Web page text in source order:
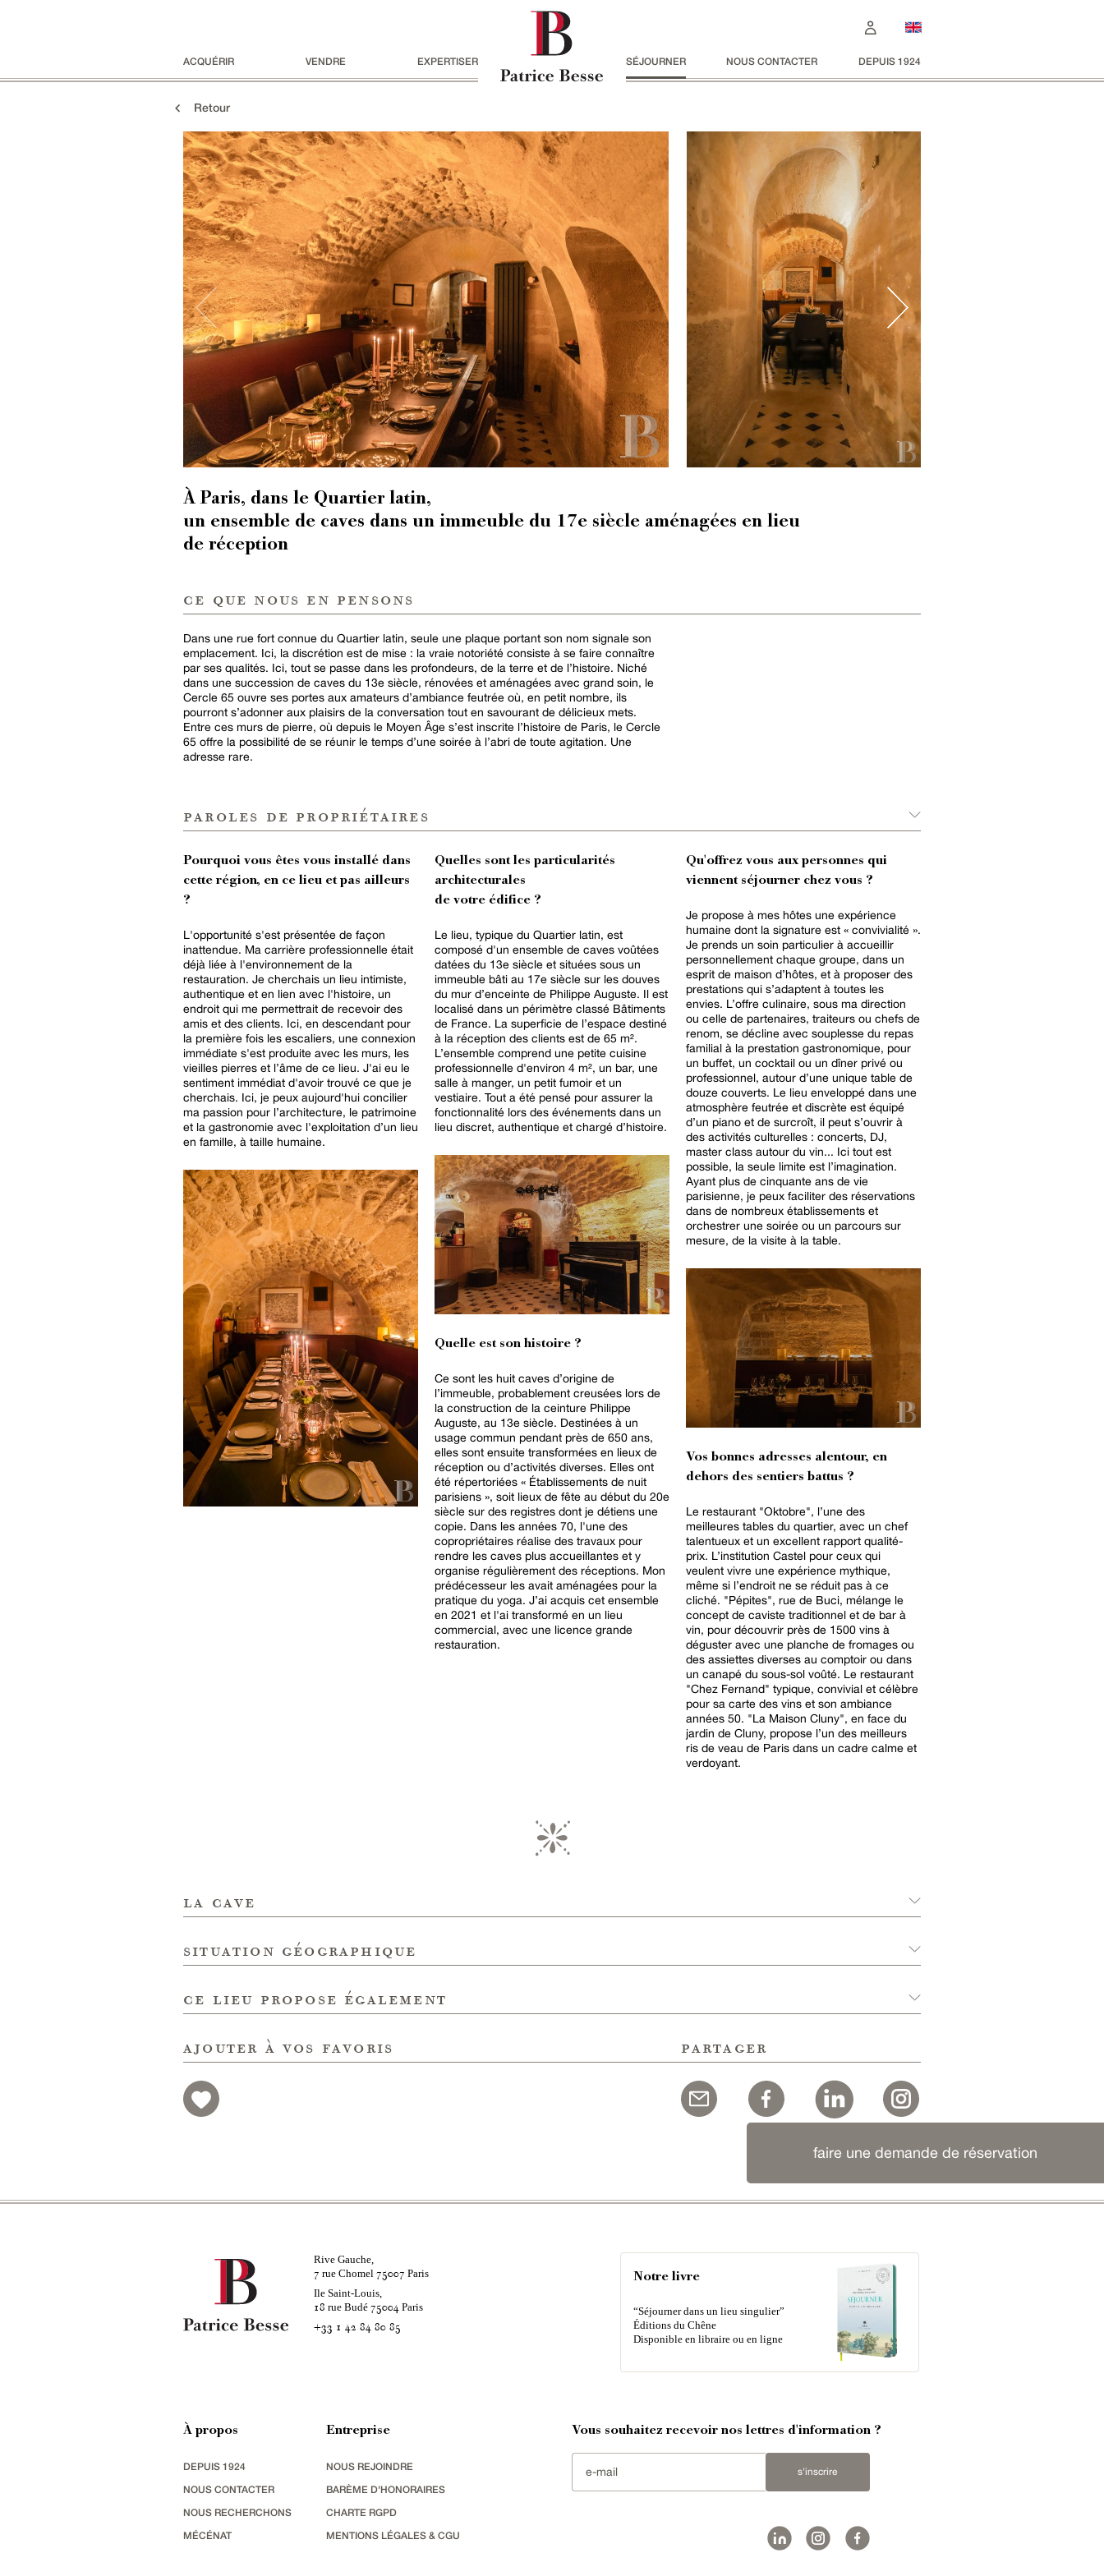
ACQUÉRIR VENDRE EXPERTISER SÉJOURNER NOUS CONTACTER DEPUIS 1924
Retour
À Paris, dans le Quartier latin,
un ensemble de caves dans un immeuble du 17e siècle aménagées en lieu
de réception
ce que nous en pensons
Dans une rue fort connue du Quartier latin, seule une plaque portant son nom signale son
emplacement. Ici, la discrétion est de mise : la vraie notoriété consiste à se faire connaître
par ses qualités. Ici, tout se passe dans les profondeurs, de la terre et de l’histoire. Niché
dans une succession de caves du 13e siècle, rénovées et aménagées avec grand soin, le
Cercle 65 ouvre ses portes aux amateurs d’ambiance feutrée où, en petit nombre, ils
pourront s’adonner aux plaisirs de la conversation tout en savourant de délicieux mets.
Entre ces murs de pierre, où depuis le Moyen Âge s’est inscrite l’histoire de Paris, le Cercle
65 offre la possibilité de se réunir le temps d’une soirée à l’abri de toute agitation. Une
adresse rare.
paroles de propriétaires
Pourquoi vous êtes vous installé dans
cette région, en ce lieu et pas ailleurs
?
L'opportunité s'est présentée de façon
inattendue. Ma carrière professionnelle était
déjà liée à l'environnement de la
restauration. Je cherchais un lieu intimiste,
authentique et en lien avec l'histoire, un
endroit qui me permettrait de recevoir des
amis et des clients. Ici, en descendant pour
la première fois les escaliers, une connexion
immédiate s'est produite avec les murs, les
vieilles pierres et l’âme de ce lieu. J'ai eu le
sentiment immédiat d'avoir trouvé ce que je
cherchais. Ici, je peux aujourd'hui concilier
ma passion pour l’architecture, le patrimoine
et la gastronomie avec l'exploitation d’un lieu
en famille, à taille humaine.
Quelles sont les particularités
architecturales
de votre édifice ?
Le lieu, typique du Quartier latin, est
composé d'un ensemble de caves voûtées
datées du 13e siècle et situées sous un
immeuble bâti au 17e siècle sur les douves
du mur d’enceinte de Philippe Auguste. Il est
localisé dans un périmètre classé Bâtiments
de France. La superficie de l’espace destiné
à la réception des clients est de 65 m².
L’ensemble comprend une petite cuisine
professionnelle d'environ 4 m², un bar, une
salle à manger, un petit fumoir et un
vestiaire. Tout a été pensé pour assurer la
fonctionnalité lors des événements dans un
lieu discret, authentique et chargé d’histoire.
Quelle est son histoire ?
Ce sont les huit caves d’origine de
l’immeuble, probablement creusées lors de
la construction de la ceinture Philippe
Auguste, au 13e siècle. Destinées à un
usage commun pendant près de 650 ans,
elles sont ensuite transformées en lieux de
réception ou d’activités diverses. Elles ont
été répertoriées « Établissements de nuit
parisiens », soit lieux de fête au début du 20e
siècle sur des registres dont je détiens une
copie. Dans les années 70, l'une des
copropriétaires réalise des travaux pour
rendre les caves plus accueillantes et y
organise régulièrement des réceptions. Mon
prédécesseur les avait aménagées pour la
pratique du yoga. J’ai acquis cet ensemble
en 2021 et l'ai transformé en un lieu
commercial, avec une licence grande
restauration.
Qu'offrez vous aux personnes qui
viennent séjourner chez vous ?
Je propose à mes hôtes une expérience
humaine dont la signature est « convivialité ».
Je prends un soin particulier à accueillir
personnellement chaque groupe, dans un
esprit de maison d’hôtes, et à proposer des
prestations qui s’adaptent à toutes les
envies. L’offre culinaire, sous ma direction
ou celle de partenaires, traiteurs ou chefs de
renom, se décline avec souplesse du repas
familial à la prestation gastronomique, pour
un buffet, un cocktail ou un dîner privé ou
professionnel, autour d’une unique table de
douze couverts. Le lieu enveloppé dans une
atmosphère feutrée et discrète est équipé
d’un piano et de surcroît, il peut s’ouvrir à
des activités culturelles : concerts, DJ,
master class autour du vin... Ici tout est
possible, la seule limite est l’imagination.
Ayant plus de cinquante ans de vie
parisienne, je peux faciliter des réservations
dans de nombreux établissements et
orchestrer une soirée ou un parcours sur
mesure, de la visite à la table.
Vos bonnes adresses alentour, en
dehors des sentiers battus ?
Le restaurant "Oktobre", l’une des
meilleures tables du quartier, avec un chef
talentueux et un excellent rapport qualité-
prix. L’institution Castel pour ceux qui
veulent vivre une expérience mythique,
même si l’endroit ne se réduit pas à ce
cliché. "Pépites", rue de Buci, mélange le
concept de caviste traditionnel et de bar à
vin, pour découvrir près de 1500 vins à
déguster avec une planche de fromages ou
des assiettes diverses au comptoir ou dans
un canapé du sous-sol voûté. Le restaurant
"Chez Fernand" typique, convivial et célèbre
pour sa carte des vins et son ambiance
années 50. "La Maison Cluny", en face du
jardin de Cluny, propose l’un des meilleurs
ris de veau de Paris dans un cadre calme et
verdoyant.
la cave
situation géographique
ce lieu propose également
ajouter à vos favoris partager
faire une demande de réservation
Rive Gauche,
7 rue Chomel 75007 Paris
Ile Saint-Louis,
18 rue Budé 75004Paris
+33 1 42 84 80 85
Notre livre
“Séjourner dans un lieu singulier”
Éditions du Chêne
Disponible en libraire ou en ligne
À propos
DEPUIS 1924
NOUS CONTACTER
NOUS RECHERCHONS
MÉCÉNAT
Entreprise
NOUS REJOINDRE
BARÈME D'HONORAIRES
CHARTE RGPD
MENTIONS LÉGALES & CGU
Vous souhaitez recevoir nos lettres d'information ?
s'inscrire